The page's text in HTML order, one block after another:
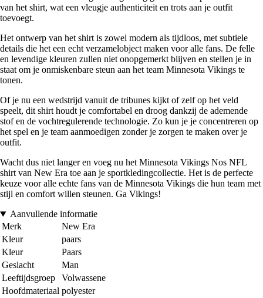
van het shirt, wat een vleugje authenticiteit en trots aan je outfit
toevoegt.
Het ontwerp van het shirt is zowel modern als tijdloos, met subtiele
details die het een echt verzamelobject maken voor alle fans. De felle
en levendige kleuren zullen niet onopgemerkt blijven en stellen je in
staat om je onmiskenbare steun aan het team Minnesota Vikings te
tonen.
Of je nu een wedstrijd vanuit de tribunes kijkt of zelf op het veld
speelt, dit shirt houdt je comfortabel en droog dankzij de ademende
stof en de vochtregulerende technologie. Zo kun je je concentreren op
het spel en je team aanmoedigen zonder je zorgen te maken over je
outfit.
Wacht dus niet langer en voeg nu het Minnesota Vikings Nos NFL
shirt van New Era toe aan je sportkledingcollectie. Het is de perfecte
keuze voor alle echte fans van de Minnesota Vikings die hun team met
stijl en comfort willen steunen. Ga Vikings!
Aanvullende informatie
Merk
New Era
Kleur
paars
Kleur
Paars
Geslacht
Man
Leeftijdsgroep
Volwassene
Hoofdmateriaal polyester